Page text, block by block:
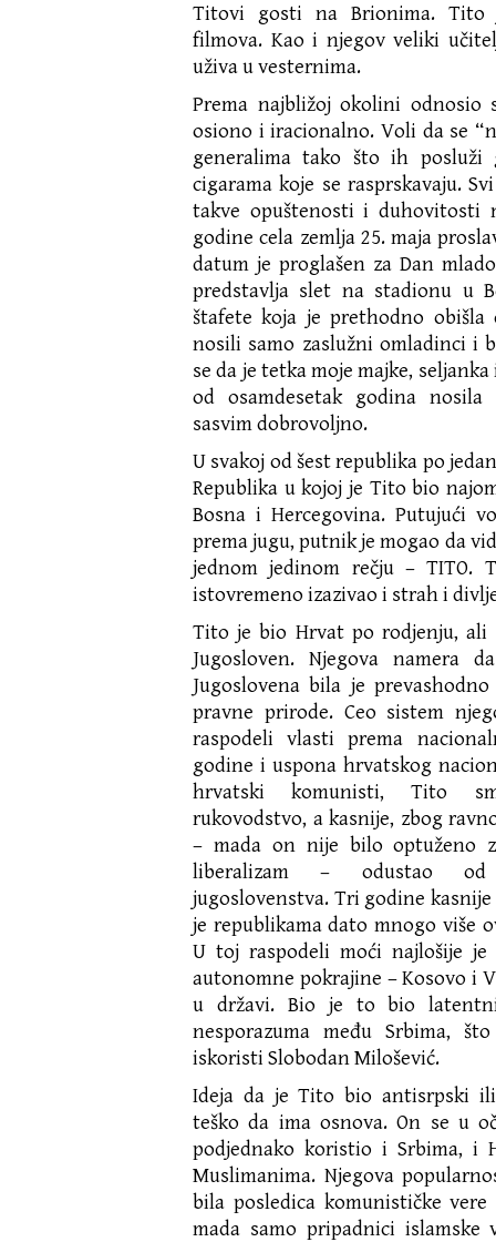
Titovi gosti na Brionima. Tito
filmova. Kao i njegov veliki
uživa u vesternima.
Prema najbližoj okolini odnosio
osiono i iracionalno. Voli da se
generalima tako što ih posluži
cigarama koje se rasprskavaju.
takve opuštenosti i duhovitosti
godine cela zemlja 25. maja
datum je proglašen za Dan
predstavlja slet na stadionu u
štafete koja je prethodno obišla
nosili samo zaslužni omladinci i
se da je tetka moje majke,
od osamdesetak godina
sasvim dobrovoljno.
U svakoj od šest republika po
Republika u kojoj je Tito bio
Bosna i Hercegovina. Putujući
prema jugu, putnik je mogao da
jednom jedinom rečju – TITO.
istovremeno izazivao i strah i
Tito je bio Hrvat po rodjenju, ali
Jugosloven. Njegova namera
Jugoslovena bila je
pravne prirode. Ceo sistem
raspodeli vlasti prema
godine i uspona hrvatskog
hrvatski komunisti, Tito
rukovodstvo, a kasnije, zbog
– mada on nije bilo optuženo
liberalizam – odustao od
jugoslovenstva. Tri godine
je republikama dato mnogo više
U toj raspodeli moći najlošije
autonomne pokrajine – Kosovo i
u državi. Bio je to bio
nesporazuma među Srbima,
iskoristi Slobodan Milošević.
Ideja da je Tito bio antisrpski
teško da ima osnova. On se u
podjednako koristio i Srbima, i
Muslimanima. Njegova
bila posledica komunističke
mada samo pripadnici islamske